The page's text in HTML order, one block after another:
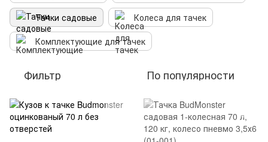
Тачки садовые
Колеса для тачек
Комплектующие для тачек
Фильтр По популярности